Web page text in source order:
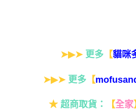
➤▶➤ 更多【貓咪
➤▶➤ 更多【
★ 超商取貨： 【全家